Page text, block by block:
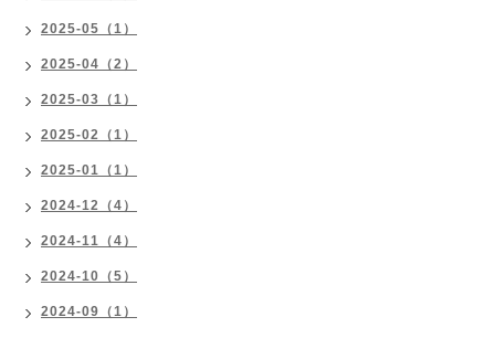
2025-05（1）
2025-04（2）
2025-03（1）
2025-02（1）
2025-01（1）
2024-12（4）
2024-11（4）
2024-10（5）
2024-09（1）